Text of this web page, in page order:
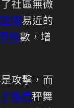
社區無微
間易近的
椅數，增
攻擊，而
推薦秤舞